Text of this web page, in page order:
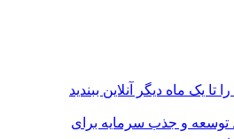
یک ماه دیگر آنلاین ببندید
توسعه و جذب سرمایه برای